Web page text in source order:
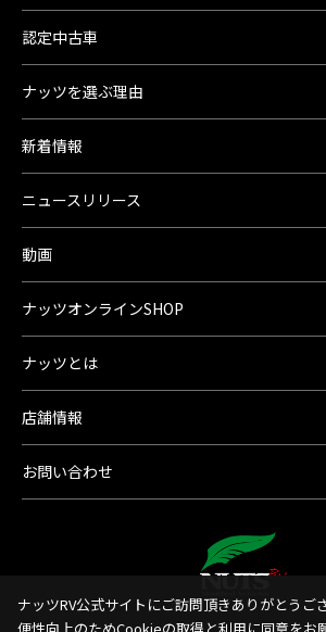
認定中古車
ナッツを選ぶ理由
新着情報
ニュースリリース
動画
ナッツオンラインSHOP
ナッツとは
店舗情報
お問い合わせ
ナッツRV公式サイトにご訪問頂きありがとうご